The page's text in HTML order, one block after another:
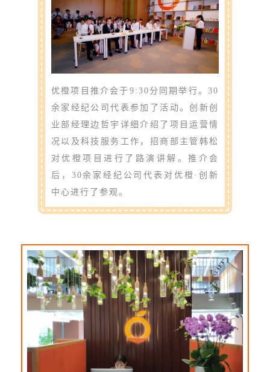
优橙项目推介会于9:30分同期举行。30
余家经纪公司代表参加了活动。创新创
业部经理边哲宇详细介绍了项目运营情
况以及科技服务工作，招商部主管韩松
对优橙项目进行了路演讲解。推介会
后，30余家经纪公司代表对优橙·创新
中心进行了参观。